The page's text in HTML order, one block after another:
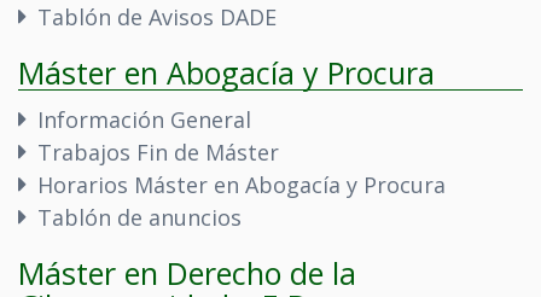
Tablón de Avisos DADE
Máster en Abogacía y Procura
Información General
Trabajos Fin de Máster
Horarios Máster en Abogacía y Procura
Tablón de anuncios
Máster en Derecho de la